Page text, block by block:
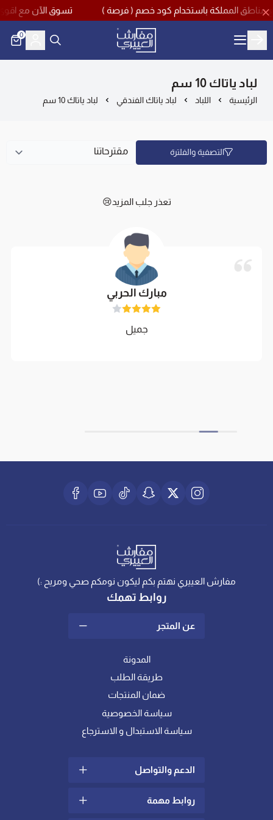
تسوق الآن مع اقوى تخفيضات منتصف العام
مفارش العييري
0
لباد ياتاك 10 سم
الرئيسية اللباد لباد ياتاك الفندقي لباد ياتاك 10 سم
التصفية والفلترة
تعذر جلب المزيد😢
مبارك الحربي
جميل
مفارش العييري نهتم بكم ليكون نومكم صحي ومريح :)
روابط تهمك
عن المتجر
المدونة
طريقة الطلب
ضمان المنتجات
سياسة الخصوصية
سياسة الاستبدال و الاسترجاع
الدعم والتواصل
سياسة الشحن والتوصيل
روابط مهمة